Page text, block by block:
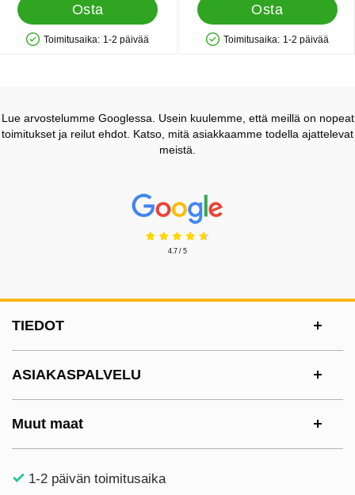
Osta
Saatavuus: Varastossa
Toimitusaika: 1-2 päivää
Osta
Saatavuus: Varastossa
Toimitusaika: 1-2 päivää
Lue arvostelumme Googlessa. Usein kuulemme, että meillä on nopeat
toimitukset ja reilut ehdot. Katso, mitä asiakkaamme todella ajattelevat
meistä.
Prisjakt Arvostelu: 4.7 Tähdet
4.7 / 5
TIEDOT
ASIAKASPALVELU
Muut maat
1-2 päivän toimitusaika